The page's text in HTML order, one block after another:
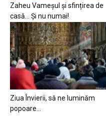
Zaheu Vameșul și sfințirea de
casă… Și nu numai!
Ziua Învierii, să ne luminăm
popoare…